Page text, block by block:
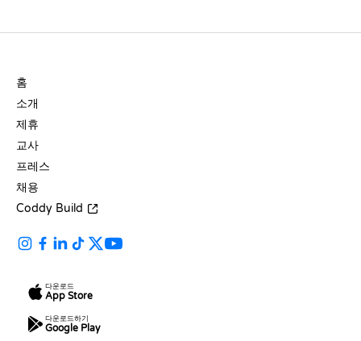
홈
소개
제휴
교사
프레스
채용
Coddy Build
다운로드
App Store
다운로드하기
Google Play